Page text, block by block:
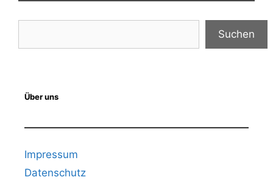
Suchen
Über uns
Impressum
Datenschutz